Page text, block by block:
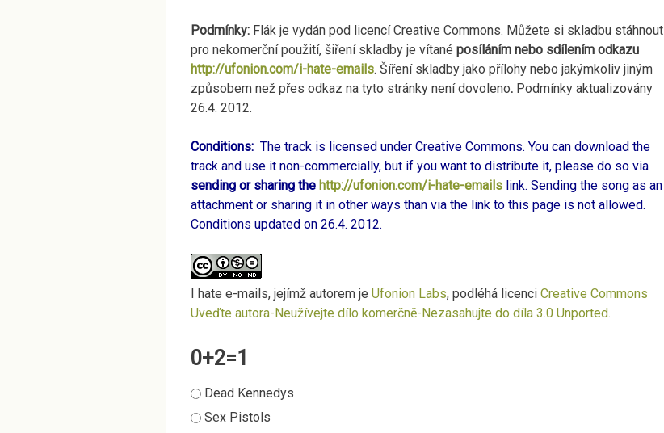
Podmínky:Flák je vydán pod licencí Creative Commons. Můžete si skladbu stáhnout
pro nekomerční použití, šiření skladby je vítané posíláním nebo sdílením odkazu
http://ufonion.com/i-hate-emails. Šíření skladby jako přílohy nebo jakýmkoliv jiným
způsobem než přes odkaz na tyto stránky není dovoleno.Podmínky aktualizovány
26.4. 2012.
Conditions: The track is licensed under Creative Commons. You can download the
track and use it non-commercially, but if you want to distribute it, please do so via
sending or sharing the http://ufonion.com/i-hate-emails link. Sending the song as an
attachment or sharing it in other ways than via the link to this page is not allowed.
Conditions updated on 26.4. 2012.
I hate e-mails, jejímž autorem je Ufonion Labs, podléhá licenci Creative Commons
Uveďte autora-Neužívejte dílo komerčně-Nezasahujte do díla 3.0 Unported.
0+2=1
Možnosti výběru
Dead Kennedys
Sex Pistols